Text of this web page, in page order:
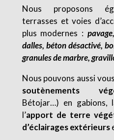
Nous proposons
terrasses et voies
plus modernes :
dalles, béton désactivé,
granules de marbre,
Nous pouvons aussi
soutènements
Bétojar…) en gabions,
l’apport de terre
d’éclairages extérieurs